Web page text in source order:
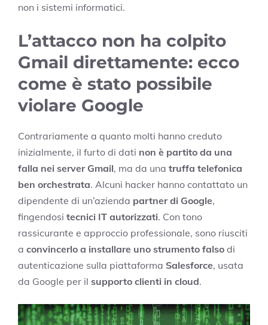
non i sistemi informatici.
L’attacco non ha colpito
Gmail direttamente: ecco
come è stato possibile
violare Google
Contrariamente a quanto molti hanno creduto
inizialmente, il furto di dati non è partito da una
falla nei server Gmail, ma da una truffa telefonica
ben orchestrata. Alcuni hacker hanno contattato un
dipendente di un’azienda partner di Google,
fingendosi tecnici IT autorizzati. Con tono
rassicurante e approccio professionale, sono riusciti
a convincerlo a installare uno strumento falso di
autenticazione sulla piattaforma Salesforce, usata
da Google per il supporto clienti in cloud.